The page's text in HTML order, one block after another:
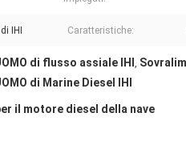
IHI Caratteristiche:
di flusso assiale IHI ,
di Marine Diesel IHI
il motore diesel della nave